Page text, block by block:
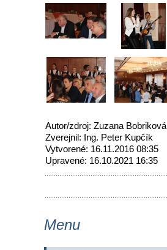
Autor/zdroj: Zuzana Bobriková
Zverejnil: Ing. Peter Kupčík
Vytvorené: 16.11.2016 08:35
Upravené: 16.10.2021 16:35
Menu